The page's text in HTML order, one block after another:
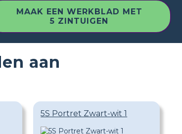
MAAK EEN WERKBLAD MET
5 ZINTUIGEN
aan
5S Portret Zwart-wit 1